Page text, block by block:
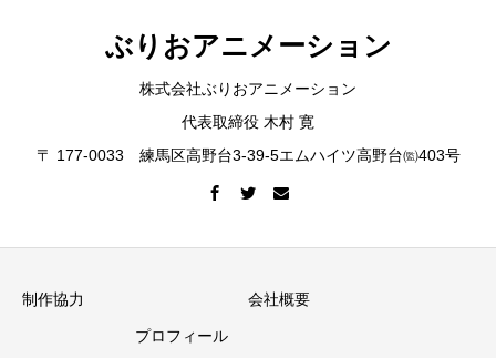
ぶりおアニメーション
株式会社ぶりおアニメーション
代表取締役 木村 寛
〒 177-0033 練馬区高野台3-39-5エムハイツ高野台㈼403号
制作協力 会社概要
プロフィール